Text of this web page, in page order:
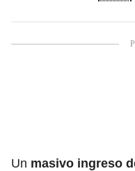
Un masivo ingreso